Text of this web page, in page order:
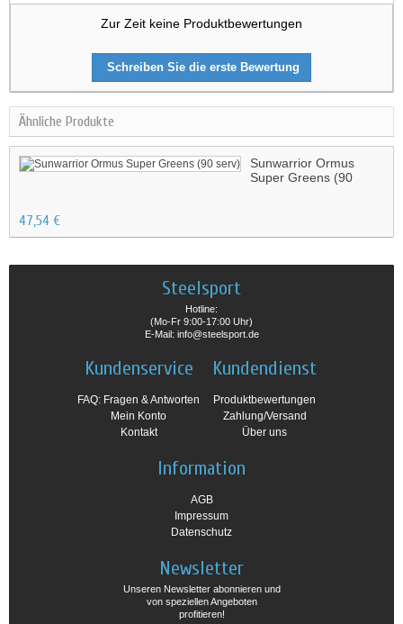
Zur Zeit keine Produktbewertungen
Schreiben Sie die erste Bewertung
Ähnliche Produkte
Sunwarrior Ormus
Super Greens (90
47,54 €
Steelsport
Hotline:
(Mo-Fr 9:00-17:00 Uhr)
E-Mail: info@steelsport.de
Kundenservice
FAQ: Fragen & Antworten
Mein Konto
Kontakt
Kundendienst
Produktbewertungen
Zahlung/Versand
Über uns
Information
AGB
Impressum
Datenschutz
Newsletter
Unseren Newsletter abonnieren und
von speziellen Angeboten
profitieren!